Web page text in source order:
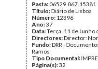
Pasta:06529.067.15381
Título:Diário de Lisboa
Número: 12396
Ano:37
Data:Terça, 11 de Junho
Directores:Director:
Fundo:DRR -
Ramos
Tipo Documental:
Página(s):32